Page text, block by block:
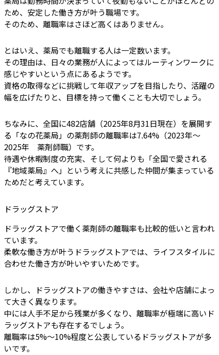
ため、安定した働き方が叶う職場です。
そのため、離職率はさほど高くはありません。
とはいえ、薬局でも離職する人は一定数います。
その理由は、日々の業務が人によってはルーティンワークに
感じやすいという点にあるようです。
資格の取得などに挑戦して年収アップを目指したり、活躍の
幅を広げたりと、目標を持って働くことも大切でしょう。
ちなみに、全国に482店舗（2025年8月31日現在）を展開す
る「なの花薬局」の薬剤師の離職率は7.64%（2023年〜
2025年 薬剤師職）です。
待遇や休暇制度の充実、そして何よりも「全国で愛される
『地域薬局』へ」という考えに共感した仲間が集まっている
ためだと考えています。
ドラッグストア
ドラッグストアで働く薬剤師の離職率も比較的低いと言われ
ています。
柔軟な働き方が叶うドラッグストアでは、ライフスタイルに
合わせた働き方が叶いやすいためです。
しかし、ドラッグストアの働きやすさは、会社や店舗によっ
て大きく異なります。
中には人手不足から残業が多くなり、離職率が極端に高いド
ラッグストアも存在するでしょう。
離職率は5%〜10%程度と公表しているドラッグストアが多
いです。